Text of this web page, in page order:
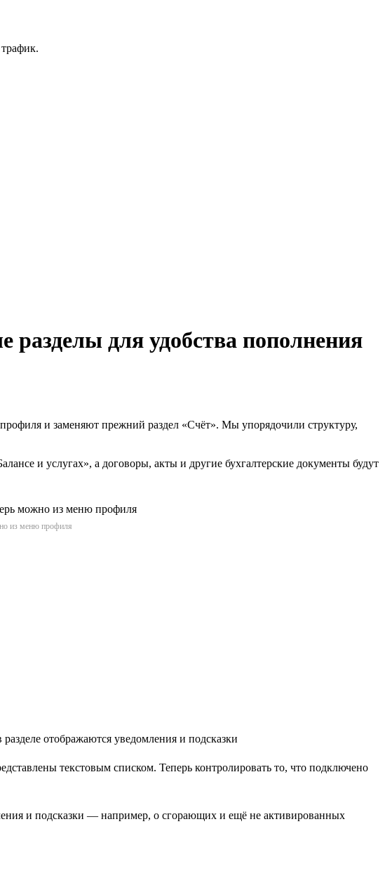
для удобства пополнения
и заменяют прежний раздел «Счёт». Мы упорядочили структуру,
и услугах», а договоры, акты и другие бухгалтерские документы будут
из меню профиля
текстовым списком. Теперь контролировать то, что подключено
и подсказки — например, о сгорающих и ещё не активированных